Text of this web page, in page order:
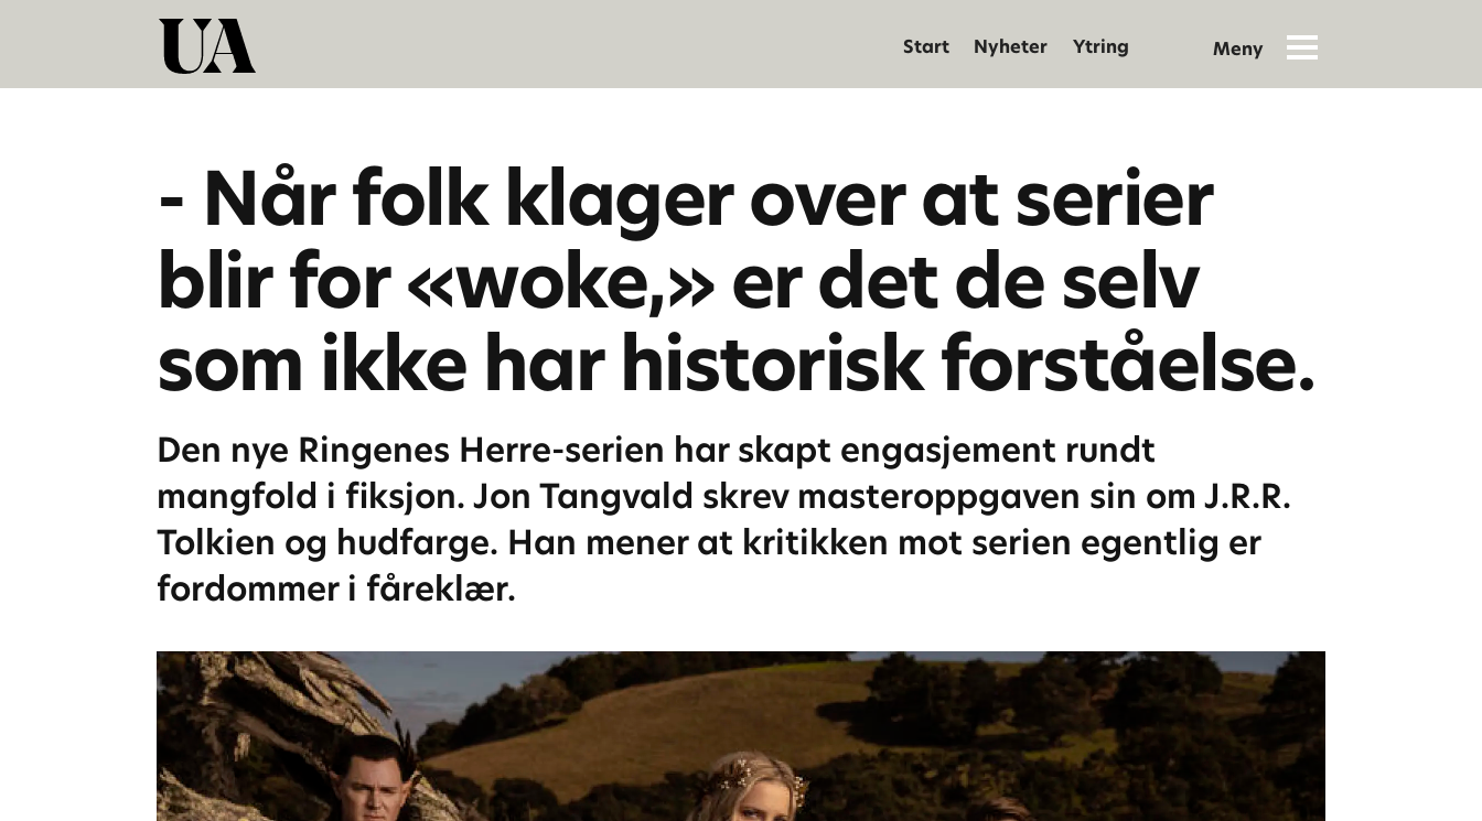
Start Nyheter Ytring
- Når folk klager over at serier
blir for «woke,» er det de selv
som ikke har historisk forståelse.
Den nye Ringenes Herre-serien har skapt engasjement rundt
mangfold i fiksjon. Jon Tangvald skrev masteroppgaven sin om J.R.R.
Tolkien og hudfarge. Han mener at kritikken mot serien egentlig er
fordommer i fåreklær.